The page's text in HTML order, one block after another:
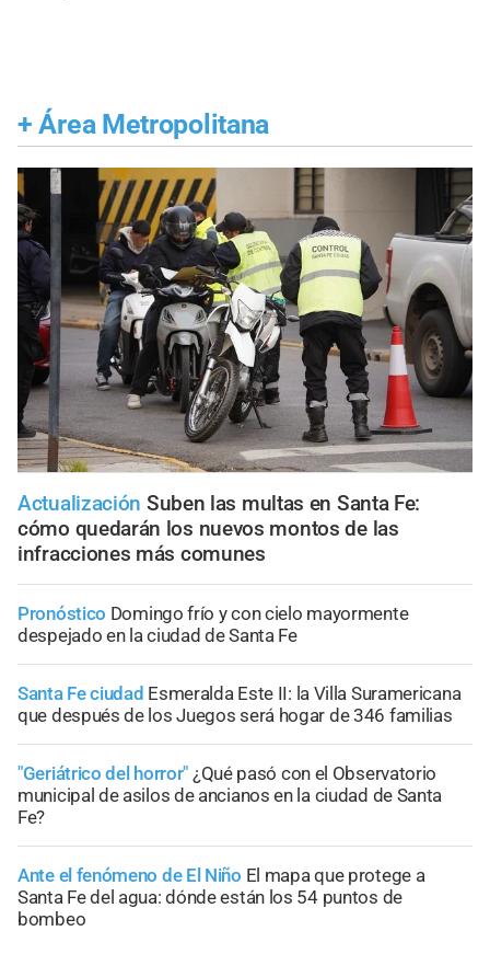
+ Área Metropolitana
Actualización Suben las multas en Santa Fe:
cómo quedarán los nuevos montos de las
infracciones más comunes
Pronóstico Domingo frío y con cielo mayormente
despejado en la ciudad de Santa Fe
Santa Fe ciudad Esmeralda Este II: la Villa Suramericana
que después de los Juegos será hogar de 346 familias
"Geriátrico del horror" ¿Qué pasó con el Observatorio
municipal de asilos de ancianos en la ciudad de Santa
Fe?
Ante el fenómeno de El Niño El mapa que protege a
Santa Fe del agua: dónde están los 54 puntos de
bombeo